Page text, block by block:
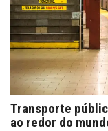
Transporte
ao redor do